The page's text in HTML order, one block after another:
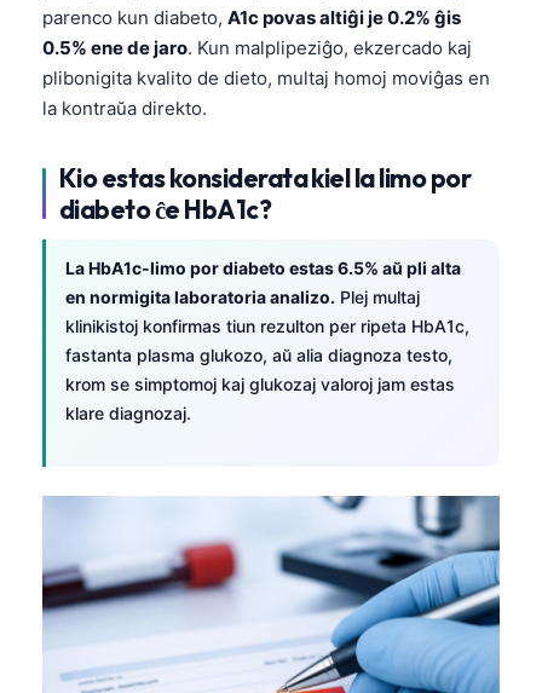
parenco kun diabeto, A1c povas altiĝi je 0.2% ĝis
0.5% ene de jaro. Kun malplipeziĝo, ekzercado kaj
plibonigita kvalito de dieto, multaj homoj moviĝas en
la kontraŭa direkto.
Kio estas konsiderata kiel la limo por
diabeto ĉe HbA1c?
La HbA1c-limo por diabeto estas 6.5% aŭ pli alta
en normigita laboratoria analizo. Plej multaj
klinikistoj konfirmas tiun rezulton per ripeta HbA1c,
fastanta plasma glukozo, aŭ alia diagnoza testo,
krom se simptomoj kaj glukozaj valoroj jam estas
klare diagnozaj.